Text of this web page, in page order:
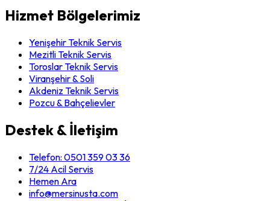
Hizmet Bölgelerimiz
Yenişehir Teknik Servis
Mezitli Teknik Servis
Toroslar Teknik Servis
Viranşehir & Soli
Akdeniz Teknik Servis
Pozcu & Bahçelievler
Destek & İletişim
Telefon: 0501 359 03 36
7/24 Acil Servis
Hemen Ara
info@mersinusta.com